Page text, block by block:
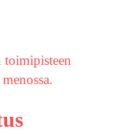
toimipisteen